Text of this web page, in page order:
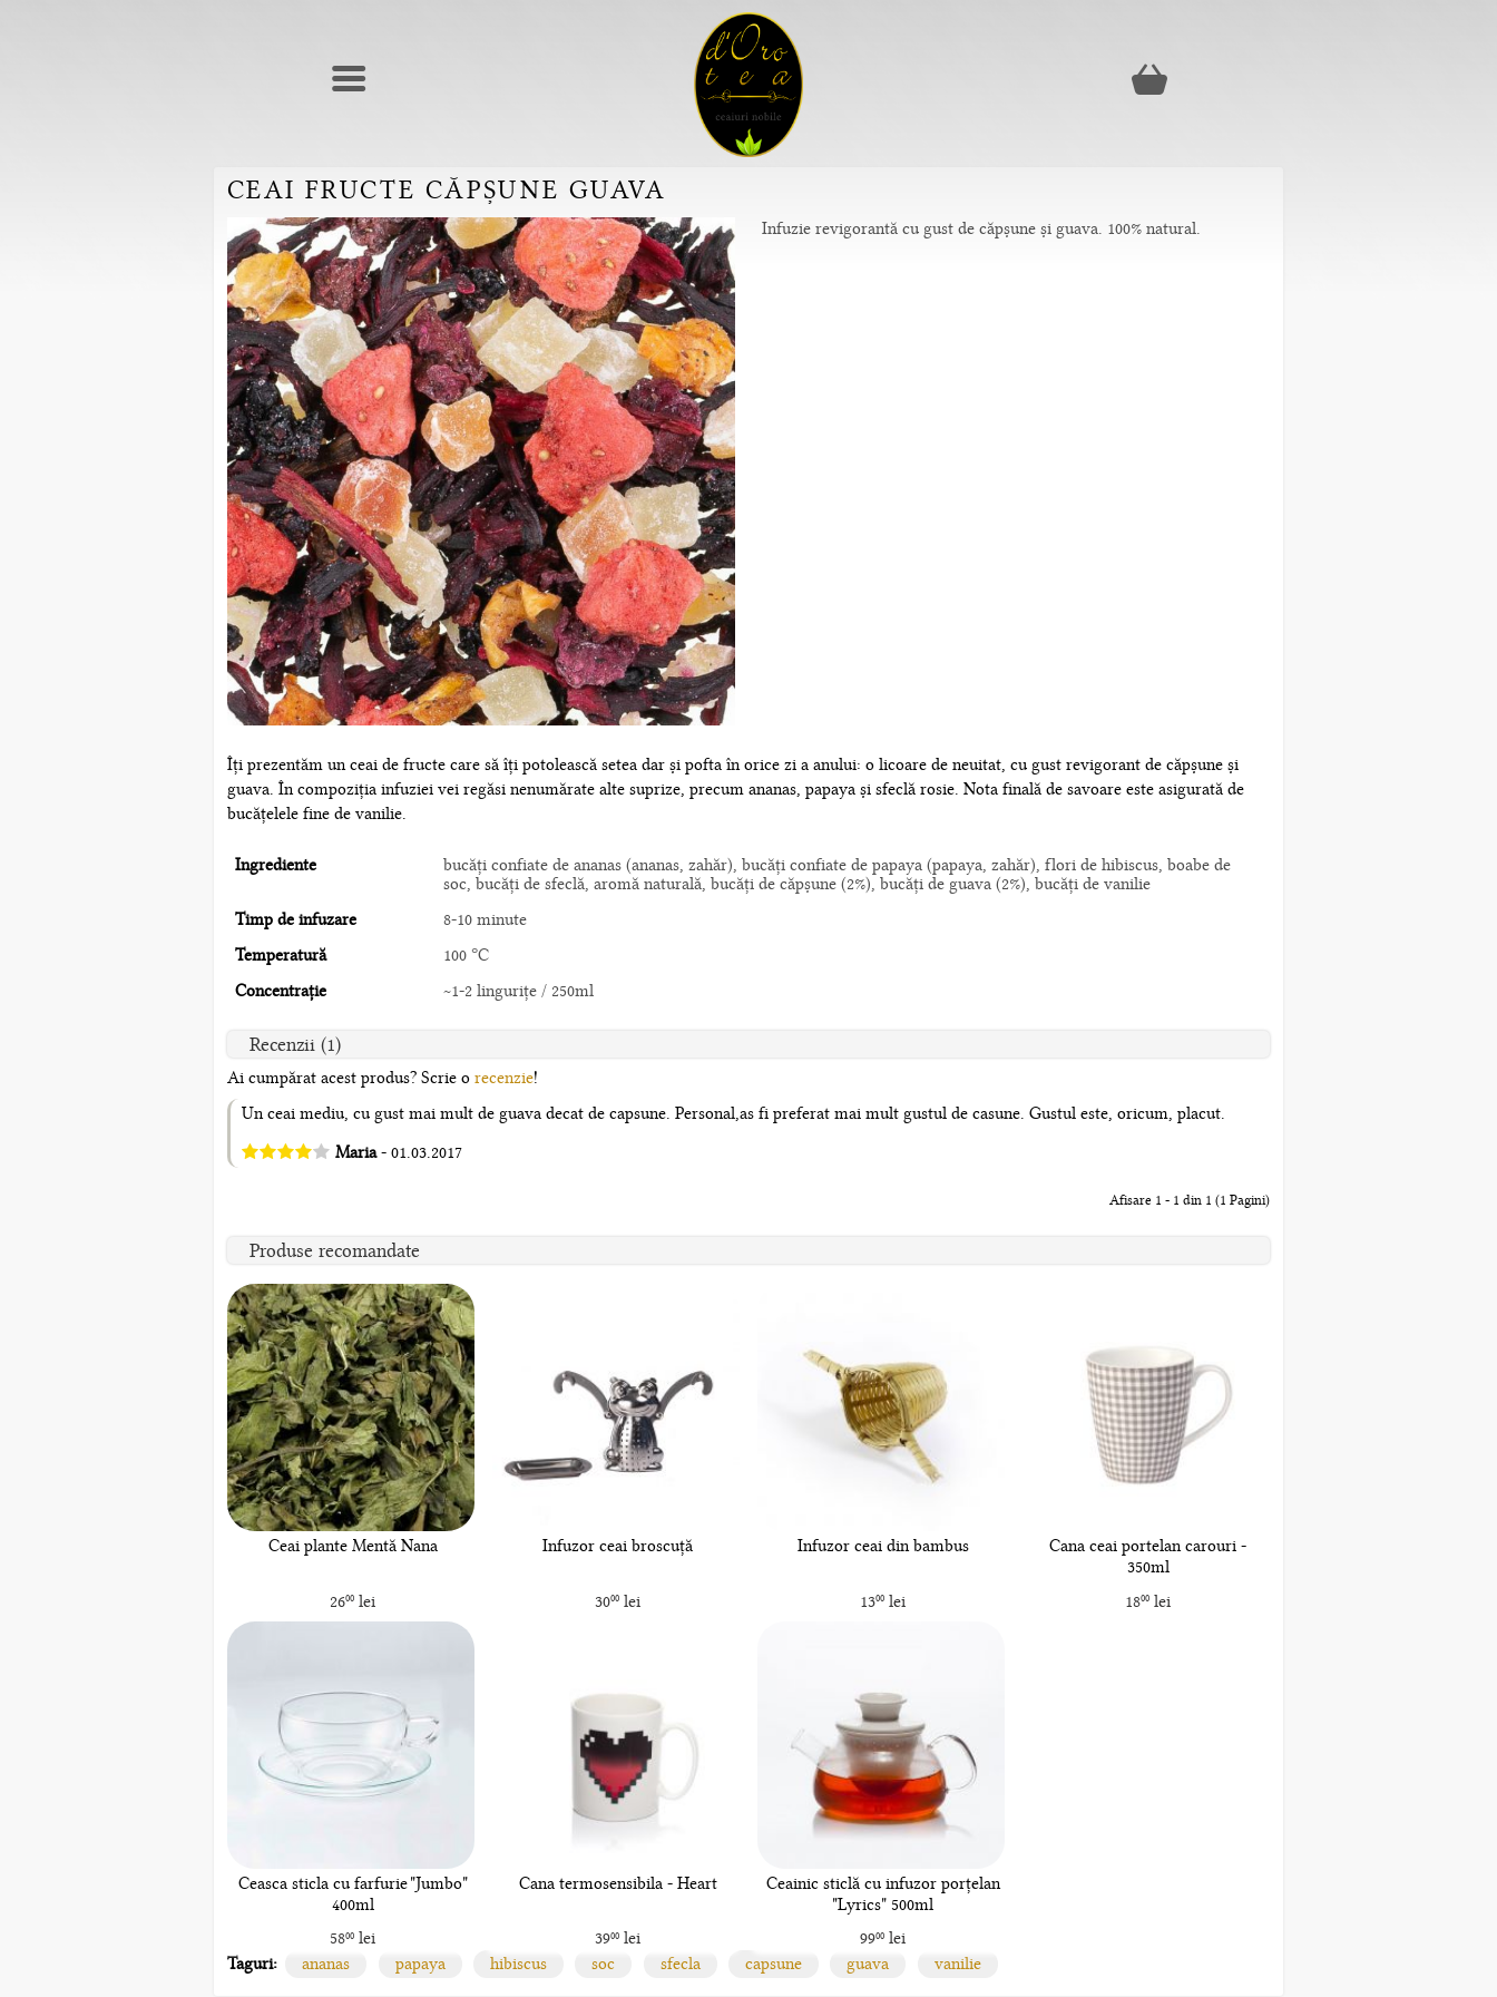
CEAI FRUCTE CĂPȘUNE GUAVA
Infuzie revigorantă cu gust de căpșune și guava. 100% natural.
Îți prezentăm un ceai de fructe care să îți potolească setea dar și pofta în orice zi a anului: o licoare de neuitat, cu gust revigorant de căpșune și
guava. În compoziția infuziei vei regăsi nenumărate alte suprize, precum ananas, papaya și sfeclă rosie. Nota finală de savoare este asigurată de
bucățelele fine de vanilie.
Ingrediente
bucăți confiate de ananas (ananas, zahăr), bucăți confiate de papaya (papaya, zahăr), flori de hibiscus, boabe de
soc, bucăți de sfeclă, aromă naturală, bucăți de căpșune (2%), bucăți de guava (2%), bucăți de vanilie
Timp de infuzare
8-10 minute
Temperatură
100 °C
Concentrație
~1-2 lingurițe / 250ml
Recenzii (1)
Ai cumpărat acest produs? Scrie o recenzie!
Un ceai mediu, cu gust mai mult de guava decat de capsune. Personal,as fi preferat mai mult gustul de casune. Gustul este, oricum, placut.
Maria- 01.03.2017
Afisare 1 - 1 din 1 (1 Pagini)
Produse recomandate
Ceai plante Mentă Nana
2600lei
Infuzor ceai broscuță
3000lei
Infuzor ceai din bambus
1300lei
Cana ceai portelan carouri -
350ml
1800lei
Ceasca sticla cu farfurie "Jumbo"
400ml
5800lei
Cana termosensibila - Heart
3900lei
Ceainic sticlă cu infuzor porțelan
"Lyrics" 500ml
9900lei
Taguri:
ananas papaya hibiscus soc sfecla capsune guava vanilie